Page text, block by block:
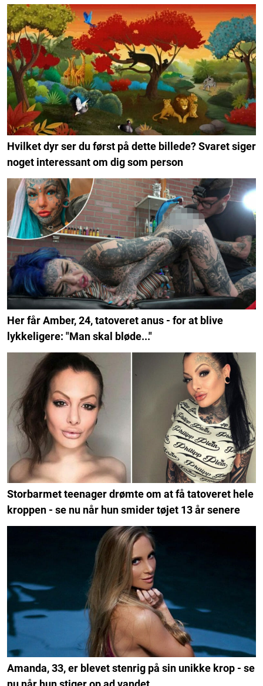
Hvilket dyr ser du først på dette billede? Svaret siger
noget interessant om dig som person
Her får Amber, 24, tatoveret anus - for at blive
lykkeligere: "Man skal bløde..."
Storbarmet teenager drømte om at få tatoveret hele
kroppen - se nu når hun smider tøjet 13 år senere
Amanda, 33, er blevet stenrig på sin unikke krop - se